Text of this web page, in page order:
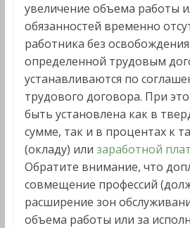
увеличение объема работы
обязанностей временно
работника без
определенной трудовым
устанавливаются по
трудового договора. При
быть установлена как в
сумме, так и в процентах к
(окладу) или заработной
Обратите внимание, что
совмещение профессий
расширение зон
объема работы или за